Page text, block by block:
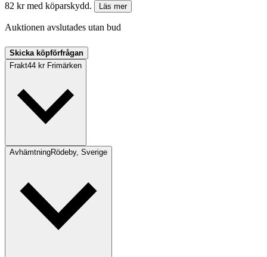
82 kr med köparskydd.
Läs mer
Auktionen avslutades utan bud
Skicka köpförfrågan
Frakt44 kr Frimärken
AvhämtningRödeby, Sverige